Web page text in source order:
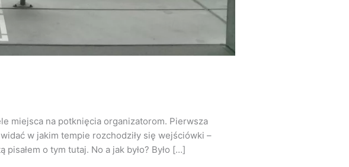
miejsca na potknięcia organizatorom. Pierwsza
w jakim tempie rozchodziły się wejściówki –
o tym tutaj. No a jak było? Było […]